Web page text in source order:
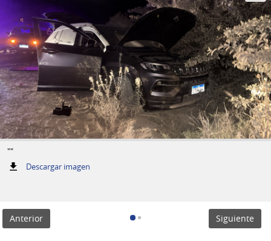
""
Descargar imagen:
Anterior Siguiente